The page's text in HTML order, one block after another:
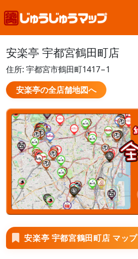
安楽亭 宇都宮鶴田町店
住所: 宇都宮市鶴田町1417−1
安楽亭の全店舗地図へ
安楽亭 宇都宮鶴田町店 マップ